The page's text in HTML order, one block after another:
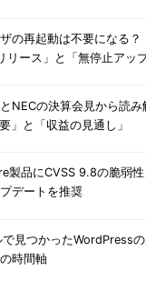
の再起動は不要になる
リース」と「無停止アッ
NECの決算会見から読
要」と「収益の見通し」
製品にCVSS 9.8の脆弱
デートを推奨
で見つかったWordPress
時間軸